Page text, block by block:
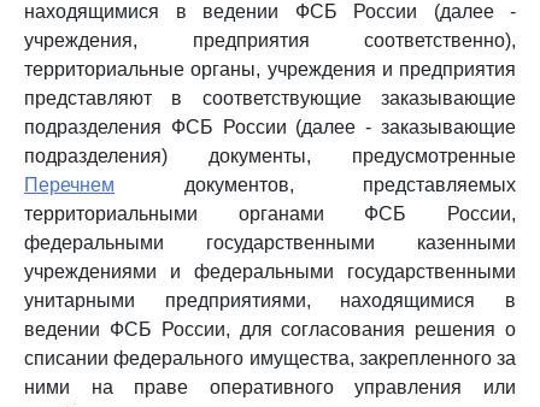
находящимися в ведении ФСБ России (далее -
учреждения, предприятия соответственно),
территориальные органы, учреждения и предприятия
представляют в соответствующие заказывающие
подразделения ФСБ России (далее - заказывающие
подразделения) документы, предусмотренные
Перечнем документов, представляемых
территориальными органами ФСБ России,
федеральными государственными казенными
учреждениями и федеральными государственными
унитарными предприятиями, находящимися в
ведении ФСБ России, для согласования решения о
списании федерального имущества, закрепленного за
ними на праве оперативного управления или